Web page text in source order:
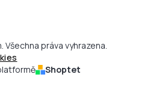
práva vyhrazena.
Shoptet